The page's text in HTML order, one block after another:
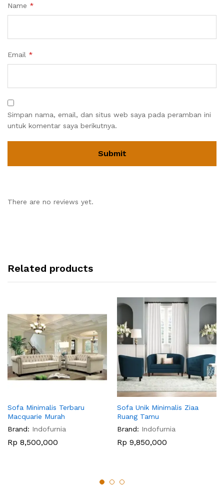
Name *
Email *
Simpan nama, email, dan situs web saya pada peramban ini
untuk komentar saya berikutnya.
There are no reviews yet.
Related products
Sofa Minimalis Terbaru
Macquarie Murah
Brand: Indofurnia
Rp 8,500,000
Sofa Unik Minimalis Ziaa
Ruang Tamu
Brand: Indofurnia
Rp 9,850,000